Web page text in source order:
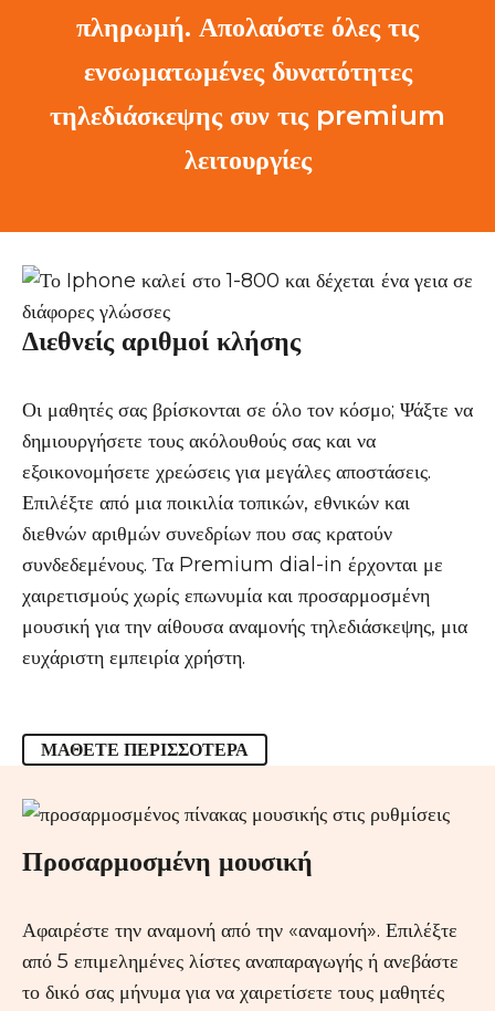
πληρωμή. Απολαύστε όλες τις
ενσωματωμένες δυνατότητες
τηλεδιάσκεψης συν τις premium
λειτουργίες
Διεθνείς αριθμοί κλήσης
Οι μαθητές σας βρίσκονται σε όλο τον κόσμο; Ψάξτε να
δημιουργήσετε τους ακόλουθούς σας και να
εξοικονομήσετε χρεώσεις για μεγάλες αποστάσεις.
Επιλέξτε από μια ποικιλία τοπικών, εθνικών και
διεθνών αριθμών συνεδρίων που σας κρατούν
συνδεδεμένους. Τα Premium dial-in έρχονται με
χαιρετισμούς χωρίς επωνυμία και προσαρμοσμένη
μουσική για την αίθουσα αναμονής τηλεδιάσκεψης, μια
ευχάριστη εμπειρία χρήστη.
ΜΆΘΕΤΕ ΠΕΡΙΣΣΌΤΕΡΑ
Προσαρμοσμένη μουσική
Αφαιρέστε την αναμονή από την «αναμονή». Επιλέξτε
από 5 επιμελημένες λίστες αναπαραγωγής ή ανεβάστε
το δικό σας μήνυμα για να χαιρετίσετε τους μαθητές